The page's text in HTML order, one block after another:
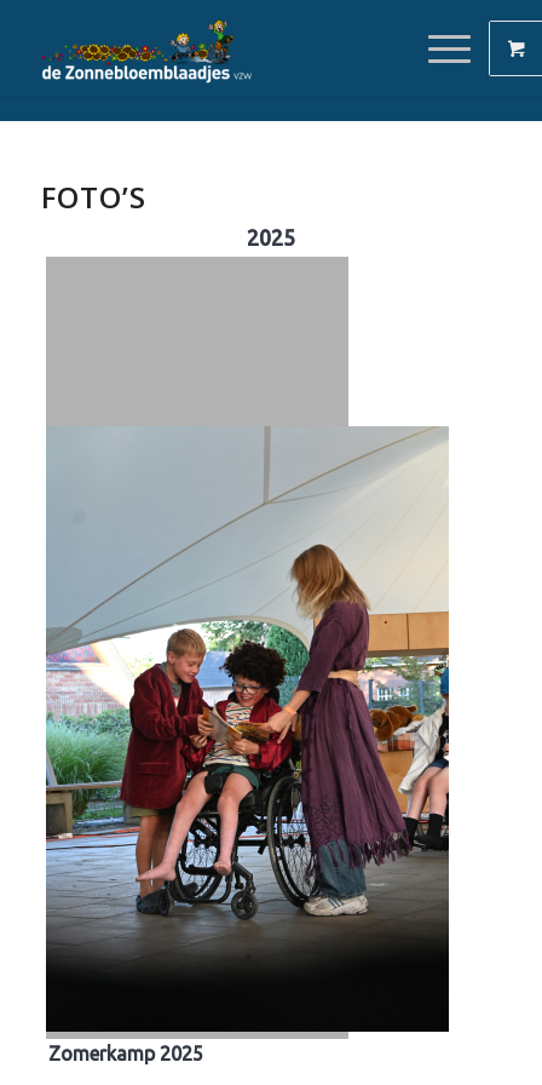
FOTO’S
2025
Zomerkamp 2025